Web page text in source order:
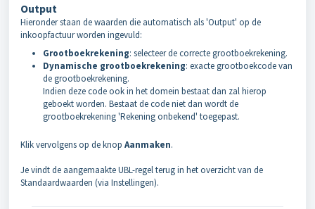
Output
Hieronder staan de waarden die automatisch als 'Output' op de
inkoopfactuur worden ingevuld:
Grootboekrekening: selecteer de correcte grootboekrekening.
Dynamische grootboekrekening: exacte grootboekcode van
de grootboekrekening.
Indien deze code ook in het domein bestaat dan zal hierop
geboekt worden. Bestaat de code niet dan wordt de
grootboekrekening 'Rekening onbekend' toegepast.
Klik vervolgens op de knop Aanmaken.
Je vindt de aangemaakte UBL-regel terug in het overzicht van de
Standaardwaarden (via Instellingen).